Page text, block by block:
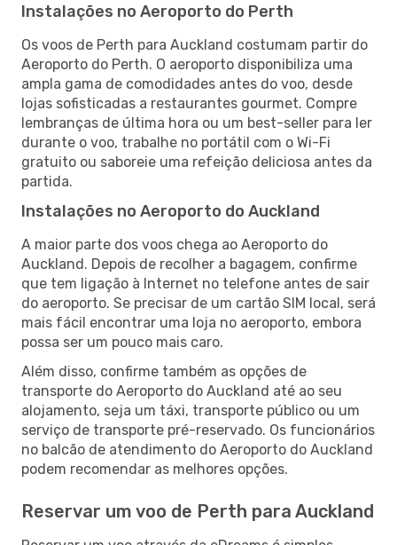
Instalações no Aeroporto do Perth
Os voos de Perth para Auckland costumam partir do
Aeroporto do Perth. O aeroporto disponibiliza uma
ampla gama de comodidades antes do voo, desde
lojas sofisticadas a restaurantes gourmet. Compre
lembranças de última hora ou um best-seller para ler
durante o voo, trabalhe no portátil com o Wi-Fi
gratuito ou saboreie uma refeição deliciosa antes da
partida.
Instalações no Aeroporto do Auckland
A maior parte dos voos chega ao Aeroporto do
Auckland. Depois de recolher a bagagem, confirme
que tem ligação à Internet no telefone antes de sair
do aeroporto. Se precisar de um cartão SIM local, será
mais fácil encontrar uma loja no aeroporto, embora
possa ser um pouco mais caro.
Além disso, confirme também as opções de
transporte do Aeroporto do Auckland até ao seu
alojamento, seja um táxi, transporte público ou um
serviço de transporte pré-reservado. Os funcionários
no balcão de atendimento do Aeroporto do Auckland
podem recomendar as melhores opções.
Reservar um voo de Perth para Auckland